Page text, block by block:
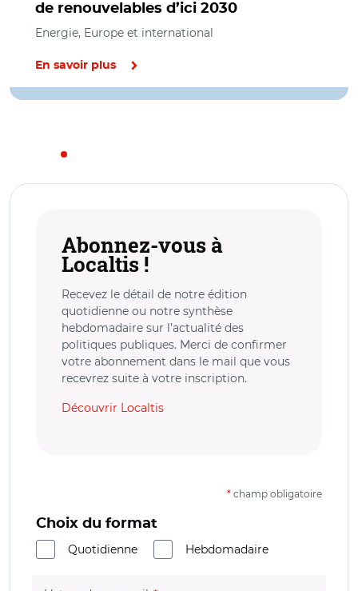
de renouvelables d’ici 2030
Energie, Europe et international
En savoir plus
Abonnez-vous à
Localtis !
Recevez le détail de notre édition
quotidienne ou notre synthèse
hebdomadaire sur l’actualité des
politiques publiques. Merci de confirmer
votre abonnement dans le mail que vous
recevrez suite à votre inscription.
Découvrir Localtis
* champ obligatoire
Choix du format
Quotidienne
Hebdomadaire